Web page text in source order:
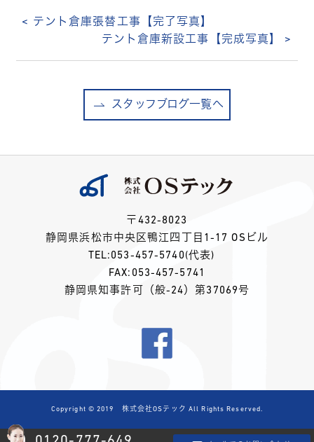
< テント倉庫張替工事【完了写真】
テント倉庫新設工事【完成写真】 >
スタッフブログ一覧へ
〒432-8023
静岡県浜松市中央区鴨江四丁目1-17 OSビル
TEL: 053-457-5740 (代表)
FAX:053-457-5741
静岡県知事許可（般-24）第37069号
Copyright © 2019 株式会社OSテック All Rights Reserved.